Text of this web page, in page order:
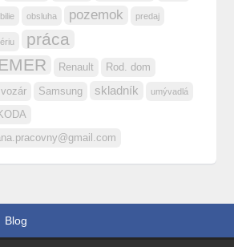
obsluha pozemok predaj
práca
Renault Rod. dom
Samsung skladník umývadlá
Blog